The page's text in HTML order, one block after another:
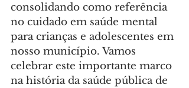
consolidando como referência
no cuidado em saúde mental
para crianças e adolescentes em
nosso município. Vamos
celebrar este importante marco
na história da saúde pública de